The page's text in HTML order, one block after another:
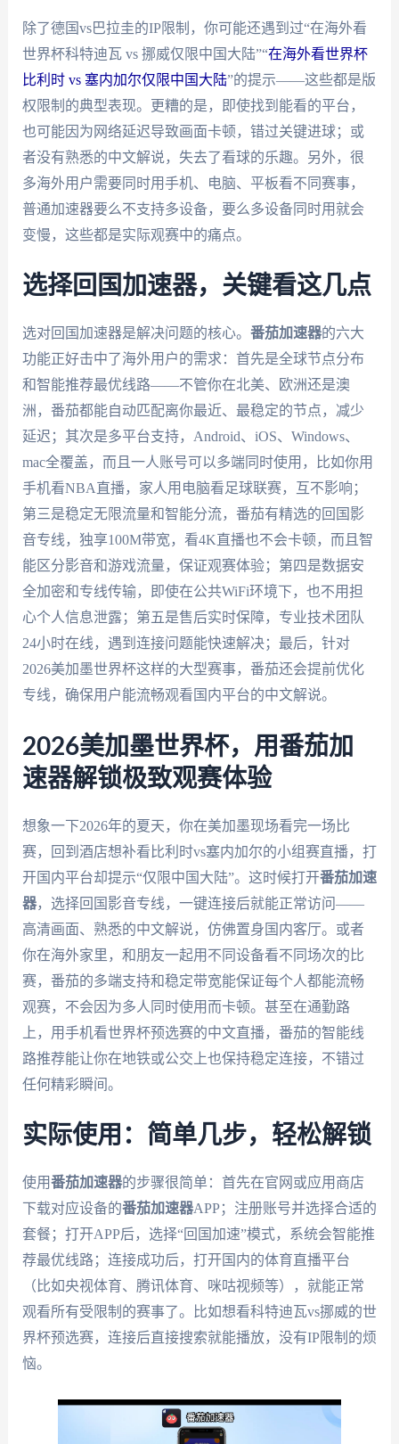
除了德国vs巴拉圭的IP限制，你可能还遇到过“在海外看
世界杯科特迪瓦 vs 挪威仅限中国大陆”“在海外看世界杯
比利时 vs 塞内加尔仅限中国大陆”的提示——这些都是版
权限制的典型表现。更糟的是，即使找到能看的平台，
也可能因为网络延迟导致画面卡顿，错过关键进球；或
者没有熟悉的中文解说，失去了看球的乐趣。另外，很
多海外用户需要同时用手机、电脑、平板看不同赛事，
普通加速器要么不支持多设备，要么多设备同时用就会
变慢，这些都是实际观赛中的痛点。
选择回国加速器，关键看这几点
选对回国加速器是解决问题的核心。 番茄加速器的六大
功能正好击中了海外用户的需求：首先是全球节点分布
和智能推荐最优线路——不管你在北美、欧洲还是澳
洲，番茄都能自动匹配离你最近、最稳定的节点，减少
延迟；其次是多平台支持，Android、iOS、Windows、
mac全覆盖，而且一人账号可以多端同时使用，比如你用
手机看NBA直播，家人用电脑看足球联赛，互不影响；
第三是稳定无限流量和智能分流，番茄有精选的回国影
音专线，独享100M带宽，看4K直播也不会卡顿，而且智
能区分影音和游戏流量，保证观赛体验；第四是数据安
全加密和专线传输，即使在公共WiFi环境下，也不用担
心个人信息泄露；第五是售后实时保障，专业技术团队
24小时在线，遇到连接问题能快速解决；最后，针对
2026美加墨世界杯这样的大型赛事，番茄还会提前优化
专线，确保用户能流畅观看国内平台的中文解说。
2026美加墨世界杯，用番茄加
速器解锁极致观赛体验
想象一下2026年的夏天，你在美加墨现场看完一场比
赛，回到酒店想补看比利时vs塞内加尔的小组赛直播，打
开国内平台却提示“仅限中国大陆”。这时候打开番茄加速
器，选择回国影音专线，一键连接后就能正常访问——
高清画面、熟悉的中文解说，仿佛置身国内客厅。或者
你在海外家里，和朋友一起用不同设备看不同场次的比
赛，番茄的多端支持和稳定带宽能保证每个人都能流畅
观赛，不会因为多人同时使用而卡顿。甚至在通勤路
上，用手机看世界杯预选赛的中文直播，番茄的智能线
路推荐能让你在地铁或公交上也保持稳定连接，不错过
任何精彩瞬间。
实际使用：简单几步，轻松解锁
使用番茄加速器的步骤很简单：首先在官网或应用商店
下载对应设备的番茄加速器APP；注册账号并选择合适的
套餐；打开APP后，选择“回国加速”模式，系统会智能推
荐最优线路；连接成功后，打开国内的体育直播平台
（比如央视体育、腾讯体育、咪咕视频等），就能正常
观看所有受限制的赛事了。比如想看科特迪瓦vs挪威的世
界杯预选赛，连接后直接搜索就能播放，没有IP限制的烦
恼。